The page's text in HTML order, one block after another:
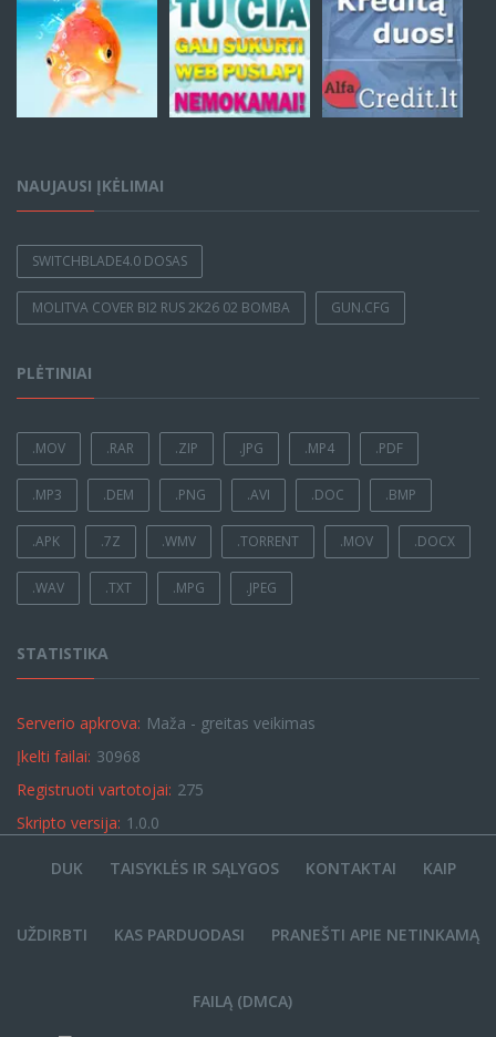
NAUJAUSI ĮKĖLIMAI
SWITCHBLADE4.0 DOSAS
MOLITVA COVER BI2 RUS 2K26 02 BOMBA GUN.CFG
PLĖTINIAI
.MOV .RAR .ZIP .JPG .MP4 .PDF
.MP3 .DEM .PNG .AVI .DOC .BMP
.APK .7Z .WMV .TORRENT .MOV .DOCX
.WAV .TXT .MPG .JPEG
STATISTIKA
Serverio apkrova: Maža - greitas veikimas
Įkelti failai: 30968
Registruoti vartotojai: 275
Skripto versija: 1.0.0
DUK TAISYKLĖS IR SĄLYGOS KONTAKTAI KAIP
UŽDIRBTI KAS PARDUODASI PRANEŠTI APIE NETINKAMĄ
FAILĄ (DMCA)